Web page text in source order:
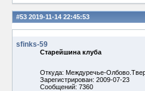
#53 2019-11-14 22:45:53
sfinks-59
Старейшина клуба
Откуда: Междуречье-
Зарегистрирован: 2009-07-23
Сообщений: 7360